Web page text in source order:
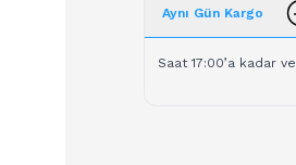
Aynı Gün Kargo
Saat 17:00’a kadar